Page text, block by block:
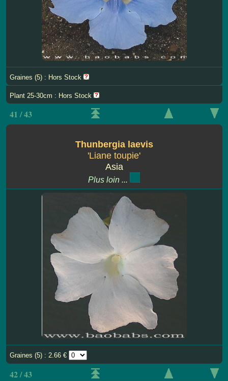
Graines (5) : Hors Stock
Plant 25-30cm : Hors Stock
41 / 43
Thunbergia laevis
'Liane toupie'
Asia
Plus loin ...
Graines (5) : 2.66 €
42 / 43